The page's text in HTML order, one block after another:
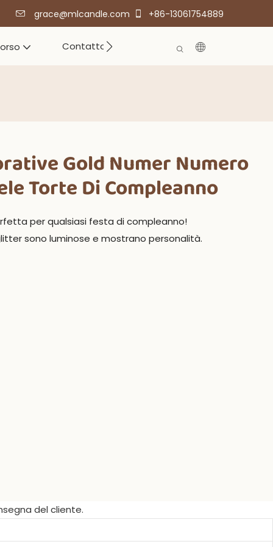
grace@mlcandle.com +86-13061754889
Contatto
Gold Numer Numero
Torte Di Compleanno
per qualsiasi festa di compleanno!
sono luminose e mostrano personalità.
del cliente.